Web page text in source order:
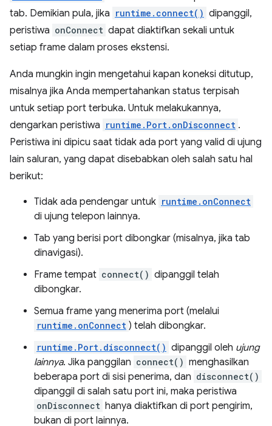
tab. Demikian pula, jika runtime.connect() dipanggil,
peristiwa onConnect dapat diaktifkan sekali untuk
setiap frame dalam proses ekstensi.
Anda mungkin ingin mengetahui kapan koneksi ditutup,
misalnya jika Anda mempertahankan status terpisah
untuk setiap port terbuka. Untuk melakukannya,
dengarkan peristiwa runtime.Port.onDisconnect .
Peristiwa ini dipicu saat tidak ada port yang valid di ujung
lain saluran, yang dapat disebabkan oleh salah satu hal
berikut:
Tidak ada pendengar untuk runtime.onConnect
di ujung telepon lainnya.
Tab yang berisi port dibongkar (misalnya, jika tab
dinavigasi).
Frame tempat connect() dipanggil telah
dibongkar.
Semua frame yang menerima port (melalui
runtime.onConnect ) telah dibongkar.
runtime.Port.disconnect() dipanggil oleh ujung
lainnya. Jika panggilan connect() menghasilkan
beberapa port di sisi penerima, dan disconnect()
dipanggil di salah satu port ini, maka peristiwa
onDisconnect hanya diaktifkan di port pengirim,
bukan di port lainnya.